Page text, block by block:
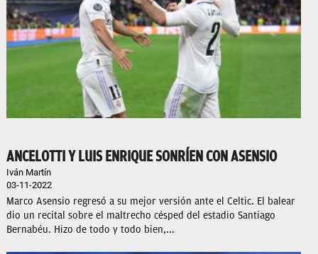
ANCELOTTI Y LUIS ENRIQUE SONRÍEN CON ASENSIO
Iván Martín
03-11-2022
Marco Asensio regresó a su mejor versión ante el Celtic. El balear
dio un recital sobre el maltrecho césped del estadio Santiago
Bernabéu. Hizo de todo y todo bien,...